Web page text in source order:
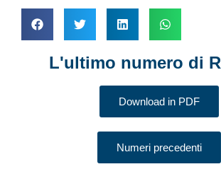
L'ultimo numero di
Download in PDF
Numeri precedenti